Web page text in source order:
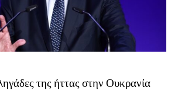
της ήττας στην Ουκρανία